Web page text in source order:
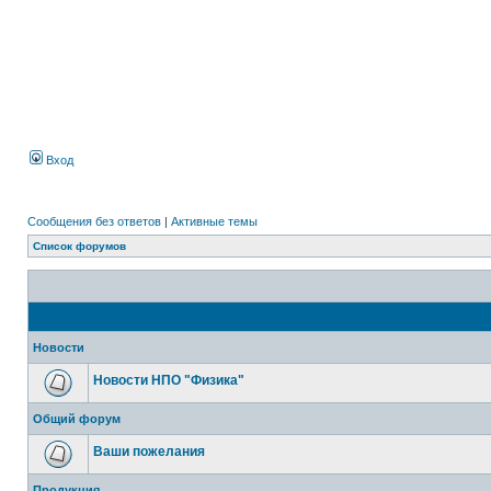
Вход
Сообщения без ответов | Активные темы
Список форумов
Новости
Новости НПО "Физика"
Общий форум
Ваши пожелания